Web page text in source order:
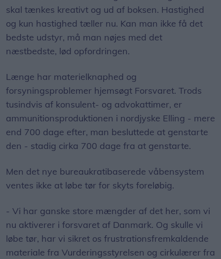
skal tænkes kreativt og ud af boksen. Hastighed
og kun hastighed tæller nu. Kan man ikke få det
bedste udstyr, må man nøjes med det
næstbedste, lød opfordringen.
Længe har materielknaphed og
forsyningsproblemer hjemsøgt Forsvaret. Trods
tusindvis af konsulent- og advokattimer, er
ammunitionsproduktionen i nordjyske Elling - mere
end 700 dage efter, man besluttede at genstarte
den - stadig cirka 700 dage fra at genstarte.
Men det nye bureaukratibaserede våbensystem
ventes ikke at løbe tør for skyts foreløbig.
- Vi har ganske store mængder af det her, som vi
nu aktiverer i forsvaret af Danmark. Og skulle vi
løbe tør, har vi sikret os frustrationsfremkaldende
materiale fra Vurderingsstyrelsen og cirkulærer fra